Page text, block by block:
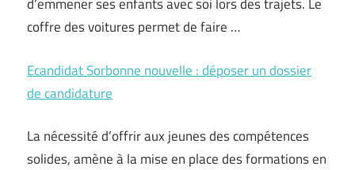
coffre des voitures permet de faire …
Ecandidat Sorbonne nouvelle : déposer un dossier
de candidature
La nécessité d’offrir aux jeunes des compétences
solides, amène à la mise en place des formations en